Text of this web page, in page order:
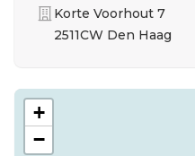
Organisatie
Korte Voorhout 7
2511CW Den Haag
+
−